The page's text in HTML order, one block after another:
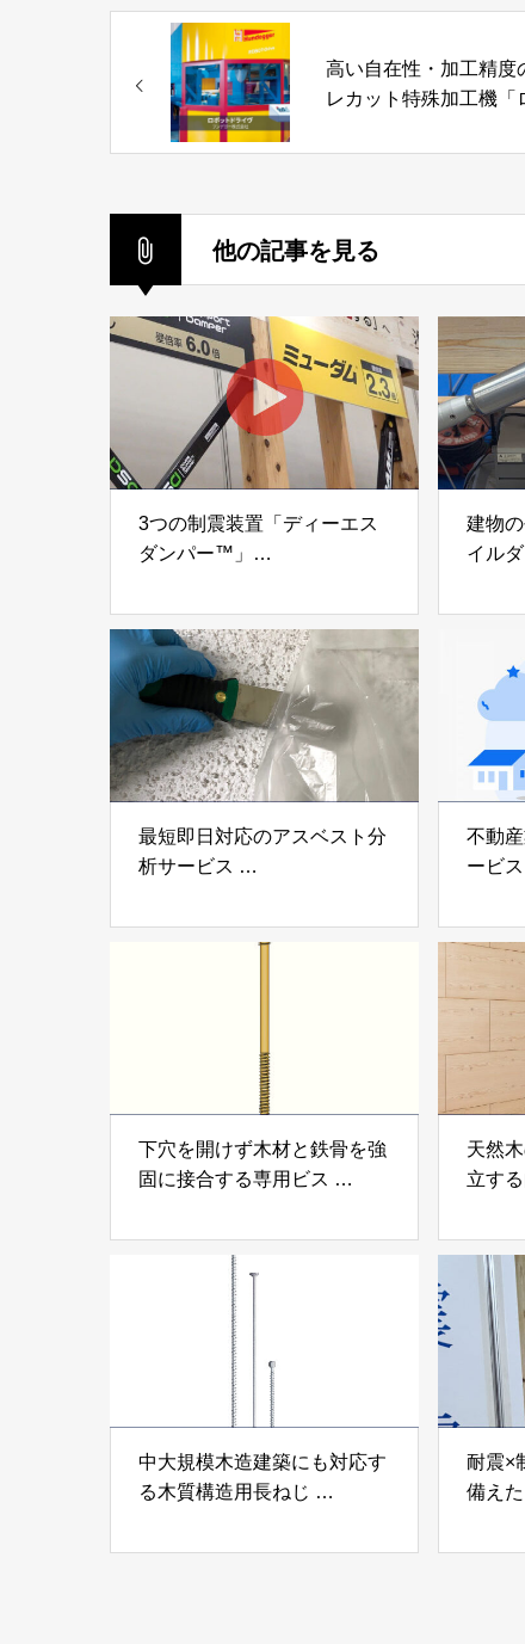
高い自在性・加工精度
レカット特殊加工機「
株式会社
他の記事を見る
3つの制震装置「ディーエス
ダンパー™」
プ®」
アイディールブレーン株式会
社
建物
イル
「
最短即日対応のアスベスト分
析サービス
株式会社べスター
不動
ービス
らぶ
下穴を開けず木材と鉄骨を強
固に接合する専用ビス
株式会社
天然
立す
モク
ンパ
中大規模木造建築にも対応す
る木質構造用長ねじ
ス」 株式会社カナイ
耐震×
備えた
工業